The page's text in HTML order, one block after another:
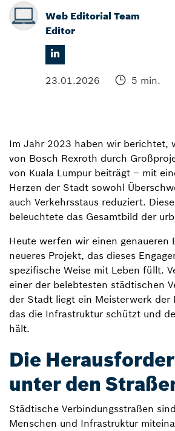
Web Editorial Team
Editor
23.01.2026 5 min.
Im Jahr 2023 haben wir berichtet,
von Bosch Rexroth durch
von Kuala Lumpur beiträgt – mit
Herzen der Stadt sowohl
auch Verkehrsstaus reduziert.
beleuchtete das Gesamtbild der
Heute werfen wir einen genaueren
neueres Projekt, das dieses
spezifische Weise mit Leben füllt.
einer der belebtesten städtischen
der Stadt liegt ein Meisterwerk der
das die Infrastruktur schützt und
hält.
Die
unter den
Städtische Verbindungsstraßen
Menschen und Infrastruktur